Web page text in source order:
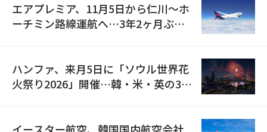
エアプレミア、11月5日から仁川〜ホ
ーチミン路線運航へ…3年2ヶ月ぶり
ハンファ、来月5日に「ソウル世界花
火祭り2026」開催…韓・米・英の3カ